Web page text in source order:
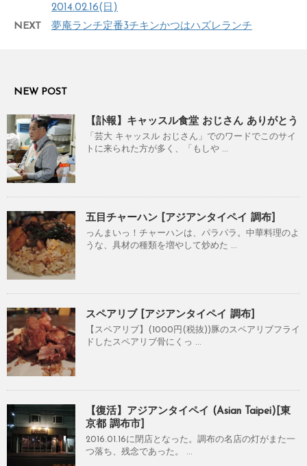
2014.02.16(日)
NEXT
夢庵ランチ定番3チキンかつはハズレランチ
NEW POST
【訃報】キャッスル食堂 おじさん ありがとう
「芸大 キャッスル おじさん」でのワードでこのサイ
トに来られた方が多く、「もしや ...
五目チャーハン [アジアンタイペイ 調布]
っんまいっ！チャーハンは、パラパラ。中華料理のよ
うな、具材の種類を増やして炒めた ...
スペアリブ [アジアンタイペイ 調布]
【スペアリブ】(1000円(税抜))豚のスペアリブフライ
ドしたスペアリブ骨にくっ ...
【復活】アジアンタイペイ (Asian Taipei)[東
京都 調布市]
2016.01.16に閉店となった。調布の名店の灯がまた一
つ落ち、残念であった。 ...